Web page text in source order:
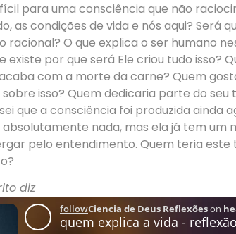
para uma consciência que não
as condições de vida e nós aqui? Será
racional? O que explica o ser humano
existe por que será Ele criou tudo isso?
com a morte da carne? Quem
isso? Quem dedicaria parte do
que a consciência foi produzida ainda
nada, mas ela já tem um
pelo entendimento. Quem teria
diz